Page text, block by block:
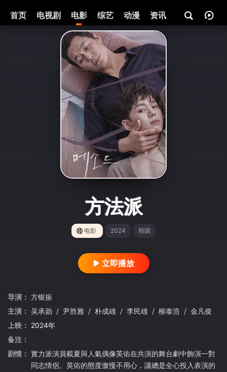
首页 电视剧 电影 综艺 动漫 资讯
方法派
电影 2024 韩国
立即播放
导演： 方银振
主演： 吴承勋 / 尹胜雅 / 朴成雄 / 李民雄 / 柳泰浩 / 金凡俊
上映： 2024年
备注：
剧情： 實力派演員載夏與人氣偶像英佑在共演的舞台劇中飾演一對
同志情侶。英佑的態度傲慢不用心，讓總是全心投入表演的